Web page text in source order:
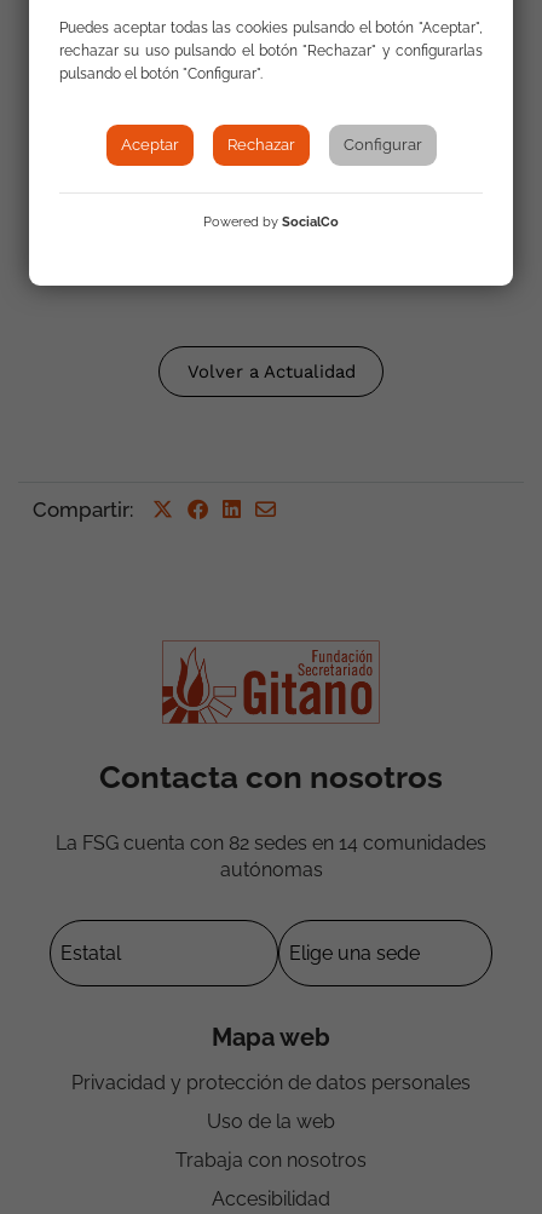
Volver a Actualidad
Compartir:
Contacta con nosotros
La FSG cuenta con 82 sedes en 14 comunidades
autónomas
Mapa web
Privacidad y protección de datos personales
Uso de la web
Trabaja con nosotros
Accesibilidad
Puedes aceptar todas las cookies pulsando el botón "Aceptar",
rechazar su uso pulsando el botón "Rechazar" y configurarlas
pulsando el botón "Configurar".
Aceptar Rechazar Configurar
Powered by SocialCo